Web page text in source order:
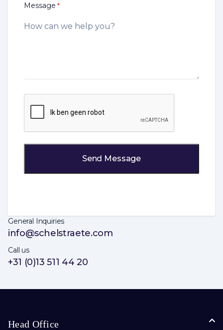
Message *
CAPTCHA
General Inquiries
info@schelstraete.com
Call us
+31 (0)13 511 44 20
Head Office